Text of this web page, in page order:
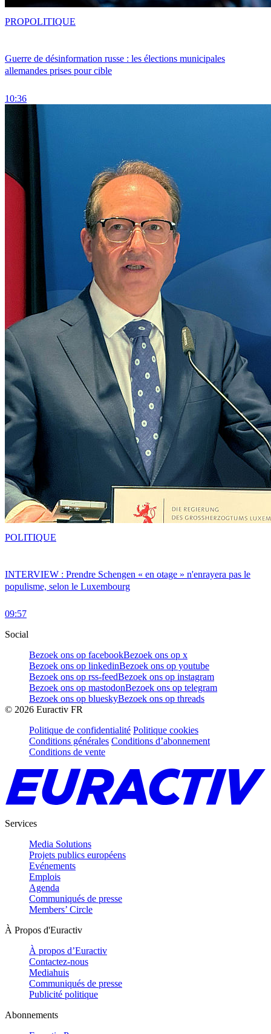
Guerre de désinformation russe : les élections municipales
allemandes prises pour cible
10:36
PROPOLITIQUE
INTERVIEW : Prendre Schengen « en otage » n'enrayera pas le
populisme, selon le Luxembourg
09:57
POLITIQUE
Social
Bezoek ons op facebookBezoek ons op x
Bezoek ons op linkedinBezoek ons op youtube
Bezoek ons op rss-feedBezoek ons op instagram
Bezoek ons op mastodonBezoek ons op telegram
Bezoek ons op blueskyBezoek ons op threads
© 2026 Euractiv FR
Politique de confidentialité Politique cookies
Conditions générales Conditions d’abonnement
Conditions de vente
Services
Media Solutions
Projets publics européens
Evénements
Emplois
Agenda
Communiqués de presse
Members’ Circle
À Propos d'Euractiv
À propos d’Euractiv
Contactez-nous
Mediahuis
Communiqués de presse
Publicité politique
Abonnements